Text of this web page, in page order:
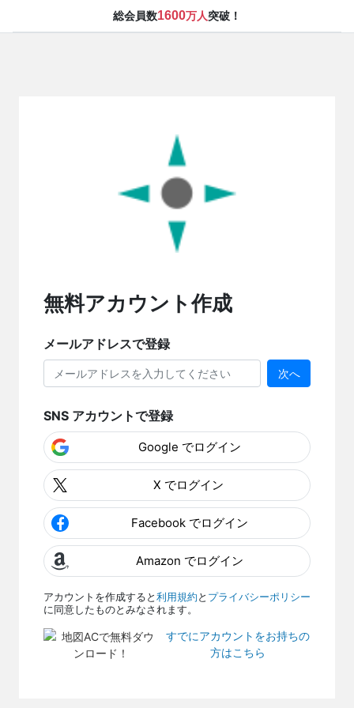
総会員数1600万人突破！
無料アカウント作成
メールアドレスで登録
次へ
SNS アカウントで登録
Google でログイン
X でログイン
Facebook でログイン
Amazon でログイン
アカウントを作成すると 利用規約 と プライバシーポリシー
に同意したものとみなされます。
すでにアカウントをお持ちの
方はこちら